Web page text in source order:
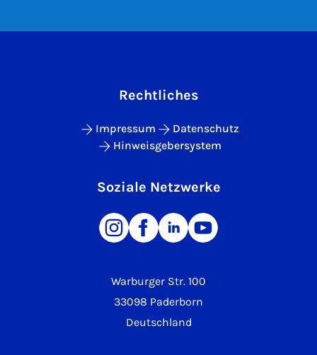
Warburger Str. 100
33098 Paderborn
Deutschland
Rechtliches
Impressum
Datenschutz
Hinweisgebersystem
Soziale Netzwerke